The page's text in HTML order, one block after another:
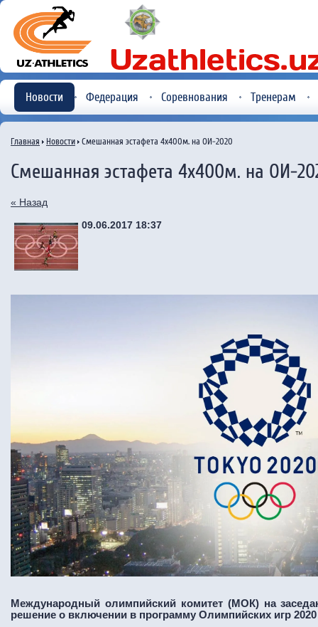
Новости Федерация Соревнования Тренерам
Главная Новости Смешанная эстафета 4х400м. на ОИ-2020
Смешанная эстафета 4х400м. на ОИ-
« Назад
09.06.2017 18:37
Международный олимпийский комитет (МОК) на
решение о включении в программу Олимпийских игр